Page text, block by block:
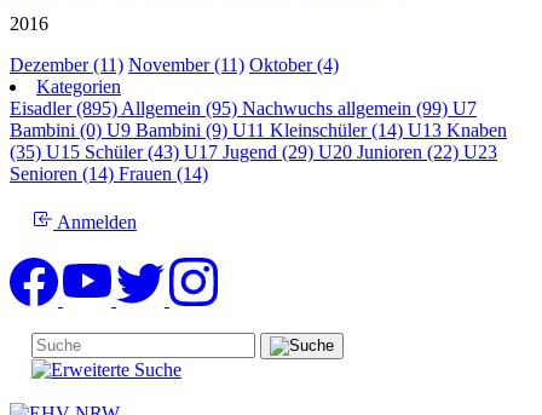
2016
Dezember (11) November (11) Oktober (4)
Kategorien
Eisadler (895) Allgemein (95) Nachwuchs allgemein (99) U7
Bambini (0) U9 Bambini (9) U11 Kleinschüler (14) U13 Knaben
(35) U15 Schüler (43) U17 Jugend (29) U20 Junioren (22) U23
Senioren (14) Frauen (14)
Anmelden